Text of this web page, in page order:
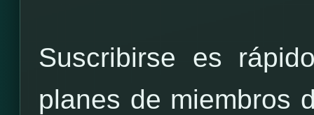
Suscribirse es
planes de miembros